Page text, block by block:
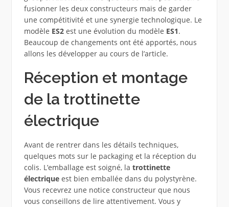
fusionner les deux constructeurs mais de garder
une compétitivité et une synergie technologique. Le
modèle ES2est une évolution du modèle ES1.
Beaucoup de changements ont été apportés, nous
allons les développer au cours de l’article.
Réception et montage
de la trottinette
électrique
Avant de rentrer dans les détails techniques,
quelques mots sur le packaging et la réception du
colis. L’emballage est soigné, la trottinette
électriqueest bien emballée dans du polystyrène.
Vous recevrez une notice constructeur que nous
vous conseillons de lire attentivement. Vous y